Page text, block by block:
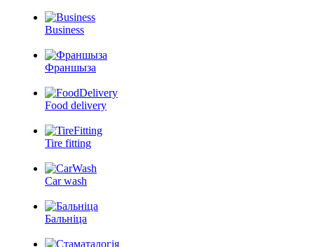
Business
Франшыза
Food delivery
Tire fitting
Car wash
Бальніца